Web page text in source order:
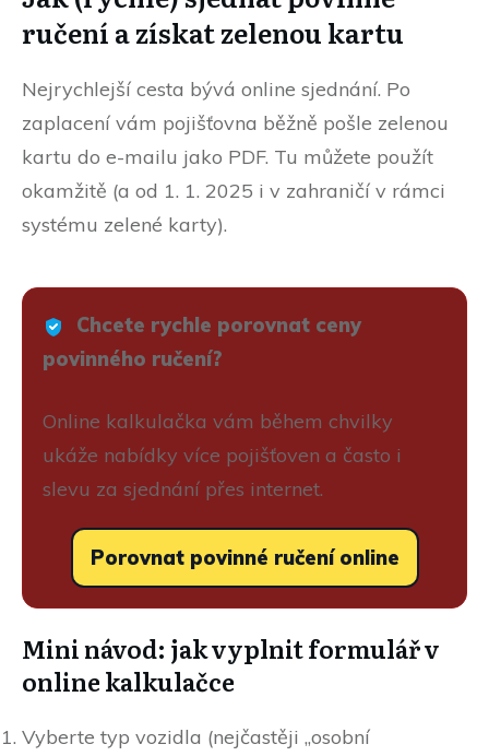
ručení a získat zelenou kartu
Nejrychlejší cesta bývá online sjednání. Po
zaplacení vám pojišťovna běžně pošle zelenou
kartu do e-mailu jako PDF. Tu můžete použít
okamžitě (a od 1. 1. 2025 i v zahraničí v rámci
systému zelené karty).
Chcete rychle porovnat ceny
povinného ručení?
Online kalkulačka vám během chvilky
ukáže nabídky více pojišťoven a často i
slevu za sjednání přes internet.
Porovnat povinné ručení online
Mini návod: jak vyplnit formulář v
online kalkulačce
Vyberte typ vozidla (nejčastěji „osobní